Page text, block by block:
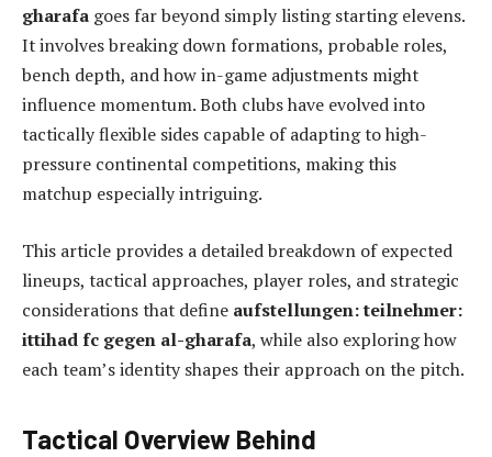
gharafa goes far beyond simply listing starting elevens.
It involves breaking down formations, probable roles,
bench depth, and how in-game adjustments might
influence momentum. Both clubs have evolved into
tactically flexible sides capable of adapting to high-
pressure continental competitions, making this
matchup especially intriguing.
This article provides a detailed breakdown of expected
lineups, tactical approaches, player roles, and strategic
considerations that define aufstellungen: teilnehmer:
ittihad fc gegen al-gharafa, while also exploring how
each team’s identity shapes their approach on the pitch.
Tactical Overview Behind